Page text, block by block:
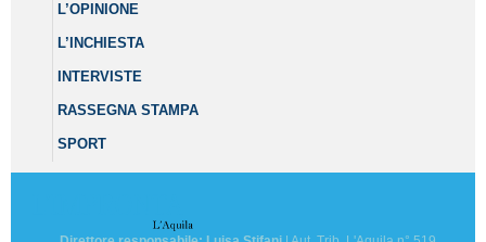
L’OPINIONE
L’INCHIESTA
INTERVISTE
RASSEGNA STAMPA
SPORT